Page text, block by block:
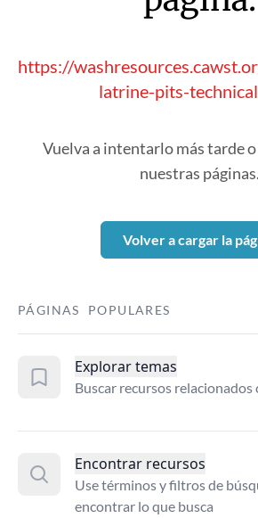
https://
latrine-pits-
Vuelva a intentarlo más tarde
nuestras páginas.
Volver a cargar la
PÁGINAS POPULARES
Explorar temas
Buscar recursos relacionados
Encontrar recursos
Use términos y filtros de
encontrar lo que busca